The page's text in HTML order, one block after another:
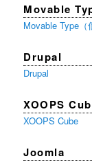
Movable
Movable Type（
Drupal
Drupal
XOOPS
XOOPS Cube
Joomla